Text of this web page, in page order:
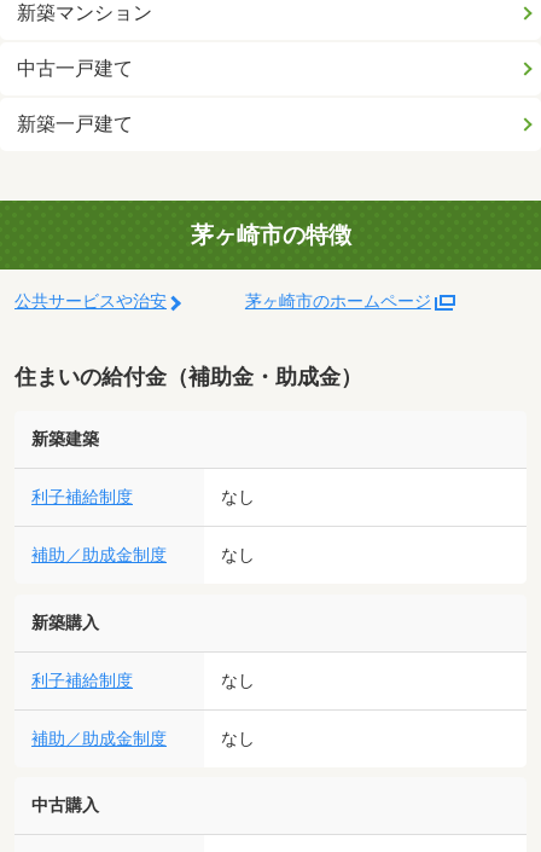
新築マンション
中古一戸建て
新築一戸建て
茅ヶ崎市の特徴
公共サービスや治安 茅ヶ崎市のホームページ
住まいの給付金（補助金・助成金）
新築建築
利子補給制度 なし
補助／助成金制度 なし
新築購入
利子補給制度 なし
補助／助成金制度 なし
中古購入